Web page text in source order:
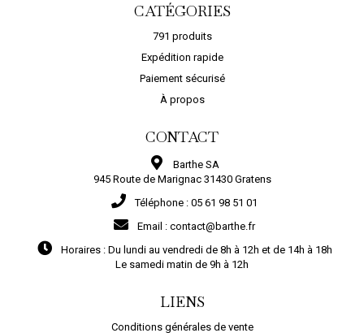
CATÉGORIES
791 produits
Expédition rapide
Paiement sécurisé
À propos
CONTACT
Barthe SA
945 Route de Marignac 31430 Gratens
Téléphone : 05 61 98 51 01
Email : contact@barthe.fr
Horaires : Du lundi au vendredi de 8h à 12h et de 14h à 18h
Le samedi matin de 9h à 12h
LIENS
Conditions générales de vente